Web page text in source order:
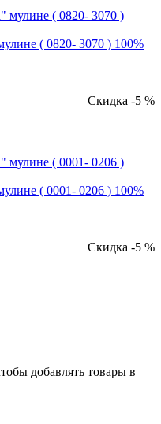
( 0820- 3070 ) 100%
Скидка -5 %
( 0001- 0206 ) 100%
Скидка -5 %
добавлять товары в